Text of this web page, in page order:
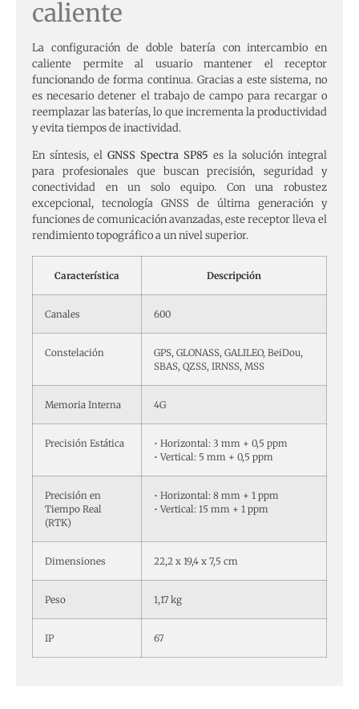
caliente
La configuración de doble batería con intercambio en
caliente permite al usuario mantener el receptor
funcionando de forma continua. Gracias a este sistema, no
es necesario detener el trabajo de campo para recargar o
reemplazar las baterías, lo que incrementa la productividad
y evita tiempos de inactividad.
En síntesis, el GNSS Spectra SP85 es la solución integral
para profesionales que buscan precisión, seguridad y
conectividad en un solo equipo. Con una robustez
excepcional, tecnología GNSS de última generación y
funciones de comunicación avanzadas, este receptor lleva el
rendimiento topográfico a un nivel superior.
Característica Descripción
Canales 600
Constelación
GPS, GLONASS, GALILEO, BeiDou,
SBAS, QZSS, IRNSS, MSS
Memoria Interna 4G
Precisión Estática
• Horizontal: 3 mm + 0,5 ppm
• Vertical: 5 mm + 0,5 ppm
Precisión en
Tiempo Real
(RTK)
• Horizontal: 8 mm + 1 ppm
• Vertical: 15 mm + 1 ppm
Dimensiones 22,2 x 19,4 x 7,5 cm
Peso 1,17 kg
IP 67